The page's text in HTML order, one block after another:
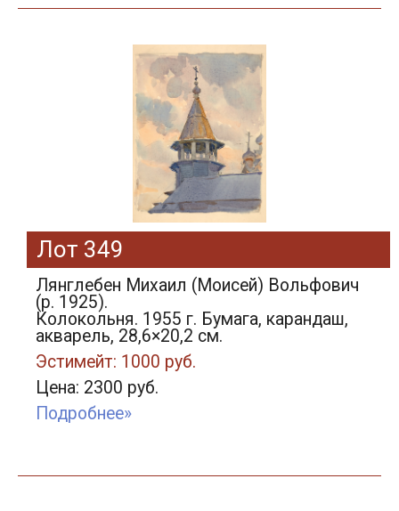
Лот 349
Лянглебен Михаил (Моисей) Вольфович
(р. 1925).
Колокольня. 1955 г. Бумага, карандаш,
акварель, 28,6×20,2 см.
Эстимейт: 1000 руб.
Цена: 2300 руб.
Подробнее»